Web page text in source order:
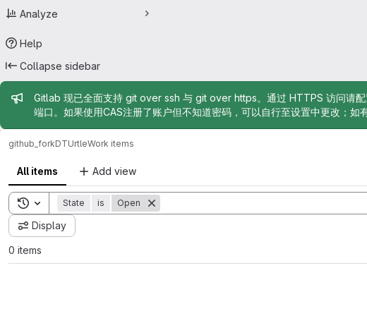
Analyze
Help
Collapse sidebar
Admin message
Gitlab 现已全面支持 git over ssh 与 git over https。通过 HTTPS 访问请
端口。如果使用CAS注册了账户但不知道密码，可以自行至设置中更改；如
github_forkDTUrtleWork items
All items Add view
Toggle search history
State is Open
Display
0 items